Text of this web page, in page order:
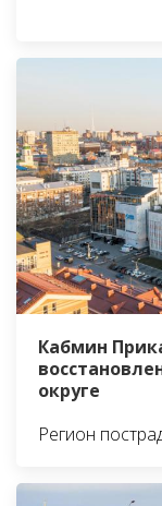
Кабмин
округе
Регион